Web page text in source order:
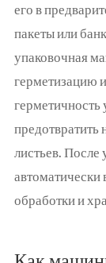
его в
пакеты или
упаковочная
герметизацию
предотвратить
листьев. После
обработки и